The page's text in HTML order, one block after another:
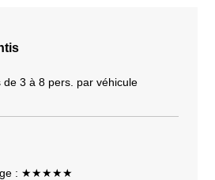
de 3 à 8 pers. par véhicule
: ★★★★★